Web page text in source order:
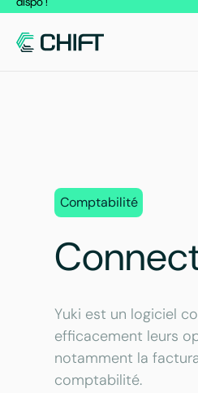
Comptabilité
Yuki est un logiciel
efficacement leurs
notamment la
comptabilité.